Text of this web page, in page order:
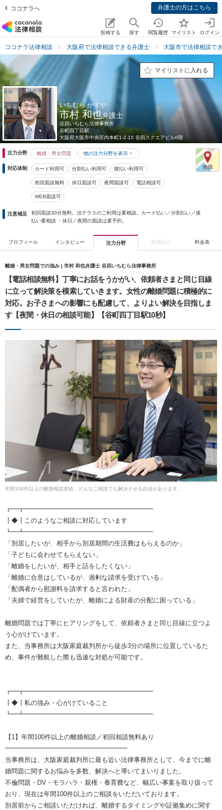
ココナラへ 弁護士の方はこちら
投稿する 探す 閲覧履歴 マイリスト ログイン
ココナラ法律相談 大阪府で法律相談できる弁護士 大阪市で法律相談で
マイリストに入れる
いちむら かずや
市村 和也弁護士
谷四いちむら法律事務所
谷町四丁目駅
大阪府大阪市中央区内本町1-2-15 谷四スクエアビル6階
注力分野 離婚・男女問題 他の注力分野を表示
対応体制 カード利用可 分割払い利用可 後払い利用可
初回面談無料 休日面談可 夜間面談可 電話相談可
WEB面談可
注意補足
初回面談30分無料。法テラスのご利用は要相談。カード払い／分割払い／後
払い要相談 ・休日／夜間の面談は要予約。
プロフィール インタビュー 注力分野 事例紹介 料金表
離婚・男女問題での強み | 市村 和也弁護士 谷四いちむら法律事務所
【電話相談無料】丁寧にお話をうかがい、依頼者さまと同じ目線
に立って解決策を模索していきます。女性の離婚問題に積極的に
対応。お子さまへの影響にも配慮して、よりよい解決を目指しま
す【夜間・休日の相談可能】【谷町四丁目駅10秒】
年間100件以上の離婚相談実績。どんなご相談でも解決させる自信があります。
┏━┳━━━━━━━━━━━━━━━━━━━━
┃◆┃このようなご相談に対応しています
┗━┻━━━━━━━━━━━━━━━━━━━━
「別居したいが、相手から別居期間の生活費はもらえるのか」
「子どもに会わせてもらえない」
「離婚をしたいが、相手と話をしたくない」
「離婚に合意はしているが、過剰な請求を受けている」
「配偶者から慰謝料を請求すると言われた」
「夫婦で経営をしていたが、離婚による財産の分配に困っている」
離婚問題では丁寧にヒアリングをして、依頼者さまと同じ目線に立つよ
う心がけています。
また、当事務所は大阪家庭裁判所から徒歩3分の場所に位置しているた
め、事件が難航した際も迅速な対処が可能です。
┏━┳━━━━━━━━━━━━━━━━━━━━
┃◆┃私の強み・心がけていること
┗━┻━━━━━━━━━━━━━━━━━━━━
【1】年間100件以上の離婚相談／初回相談無料あり
━━━━━━━━━━━━━━━━━━━
当事務所は、大阪家庭裁判所に最も近い法律事務所として、今までに離
婚問題に関するお悩みを多数、解決へと導いてまいりました。
不倫問題・DV・モラハラ・親権・養育費など、幅広い事案を取り扱って
おり、現在は年間100件以上のご相談をいただいております。
別居前からご相談いただければ、離婚するタイミングや証拠集めに関す